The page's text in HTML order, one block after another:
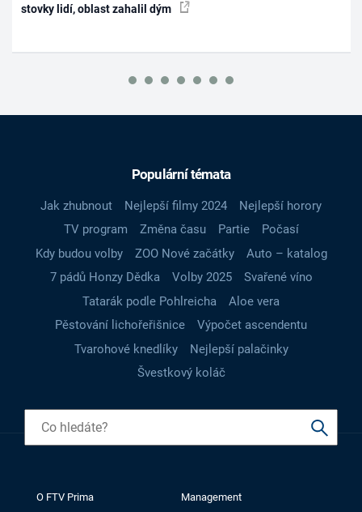
stovky lidí, oblast zahalil dým
Populární témata
Jak zhubnout Nejlepší filmy 2024
Nejlepší horory
TV program
Změna času Partie
Počasí
Kdy budou volby
ZOO Nové začátky
Auto – katalog
7 pádů Honzy Dědka
Volby 2025
Svařené víno
Tatarák podle Pohlreicha
Aloe vera
Pěstování lichořeřišnice
Výpočet ascendentu
Tvarohové knedlíky
Nejlepší palačinky
Švestkový koláč
O FTV Prima Management